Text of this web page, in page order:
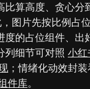
比算高度、贪心分
图片先按比例占
度的占位组件、出
列细节可对照 小
；情绪化动效封
件库。